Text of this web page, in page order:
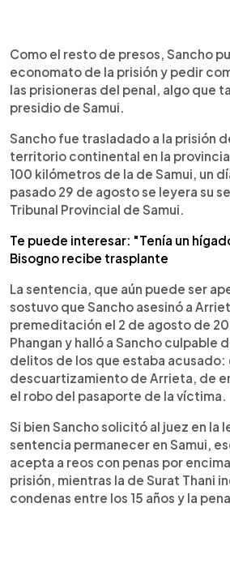
Como el resto de presos, Sancho
economato de la prisión y pedir
las prisioneras del penal, algo que
presidio de Samui.
Sancho fue trasladado a la prisión
territorio continental en la provincia
100 kilómetros de la de Samui, un
pasado 29 de agosto se leyera su
Tribunal Provincial de Samui.
Te puede interesar: "Tenía un
Bisogno recibe trasplante
La sentencia, que aún puede ser
sostuvo que Sancho asesinó a
premeditación el 2 de agosto de
Phangan y halló a Sancho culpable
delitos de los que estaba acusado:
descuartizamiento de Arrieta, de
el robo del pasaporte de la víctima.
Si bien Sancho solicitó al juez en la
sentencia permanecer en Samui,
acepta a reos con penas por
prisión, mientras la de Surat Thani
condenas entre los 15 años y la